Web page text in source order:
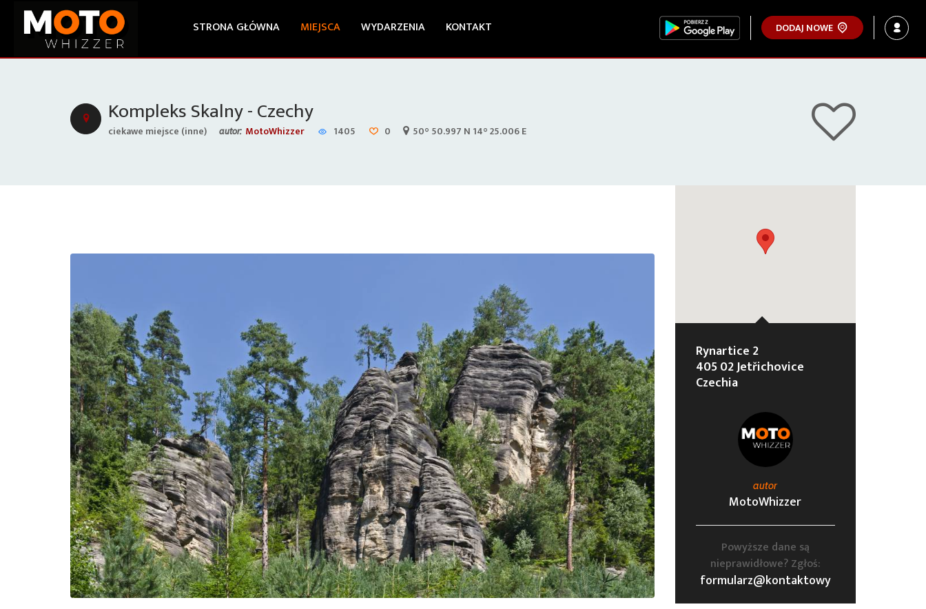
STRONA GŁÓWNA MIEJSCA WYDARZENIA KONTAKT DODAJ NOWE
Kompleks Skalny - Czechy
ciekawe miejsce (inne) autor: MotoWhizzer 1405 0 50° 50.997 N 14° 25.006 E
Rynartice 2
405 02 Jetřichovice
Czechia
autor
MotoWhizzer
Powyższe dane są
nieprawidłowe? Zgłoś:
formularz@kontaktowy